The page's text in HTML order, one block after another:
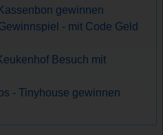
gewinnen
- mit Code Geld
Besuch mit
- Tinyhouse gewinnen